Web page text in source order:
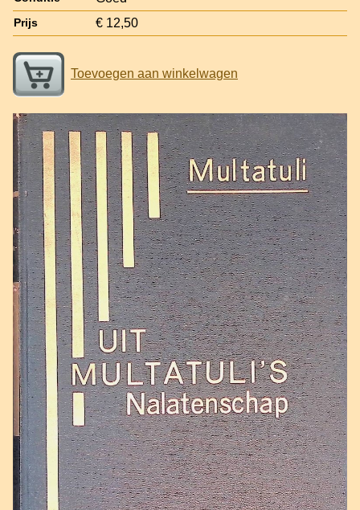
Prijs € 12,50
Toevoegen aan winkelwagen